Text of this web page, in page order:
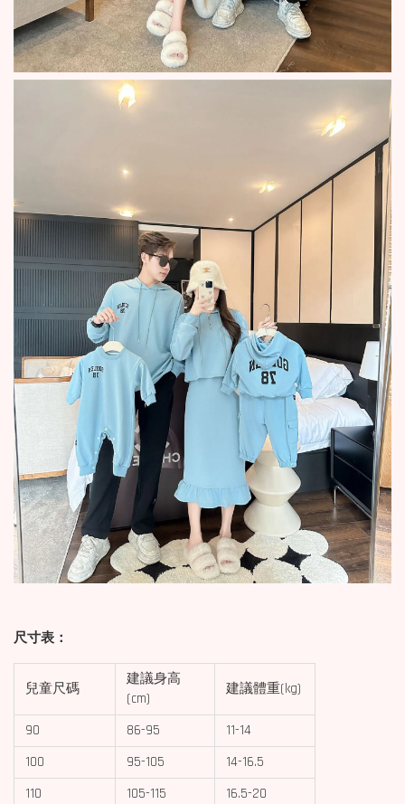
尺寸表：
兒童尺碼
建議身高
(cm)
建議體重(kg)
90 86-95
11-14
100
95-105
14-16.5
110
105-115
16.5-20